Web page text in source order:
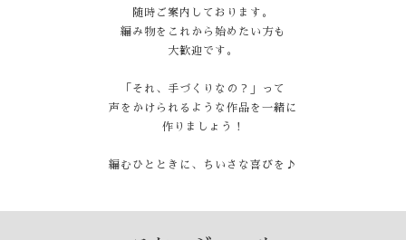
随時ご案内しております。
編み物をこれから始めたい方も
大歓迎です。
「それ、手づくりなの？」って
声をかけられるような作品を一緒に
作りましょう！
編むひとときに、ちいさな喜びを♪